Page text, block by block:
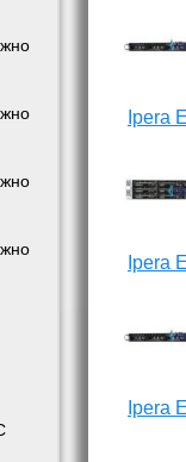
Ipera
Ipera
Ipera